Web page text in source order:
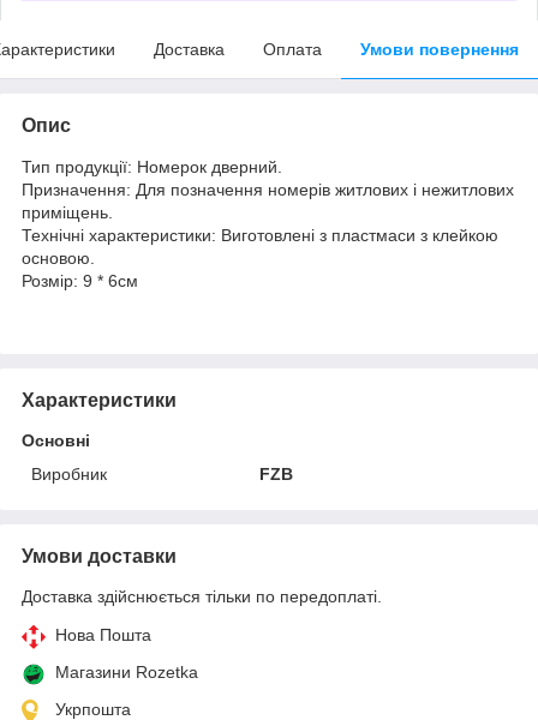
Доставка Оплата Умови повернення
Опис
Тип продукції: Номерок дверний.
Призначення: Для позначення номерів житлових і нежитлових
приміщень.
Технічні характеристики: Виготовлені з пластмаси з клейкою
основою.
Розмір: 9 * 6см
Характеристики
Основні
Виробник
FZB
Умови доставки
Доставка здійснюється тільки по передоплаті.
Нова Пошта
Магазини Rozetka
Укрпошта